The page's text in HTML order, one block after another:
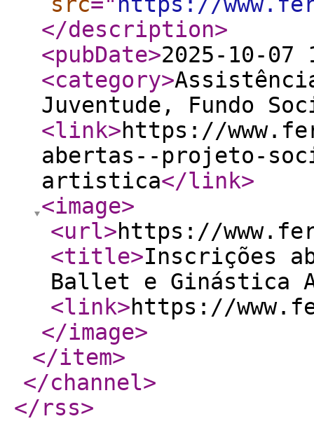
</description>
<pubDate>2025-10-07
<category>
Juventude, Fundo
<link>https://
abertas--projeto-
artistica</link>
<image>
<url>https://
<title>Inscrições
Ballet e Ginástica
<link>https://
</image>
</item>
</channel>
</rss>